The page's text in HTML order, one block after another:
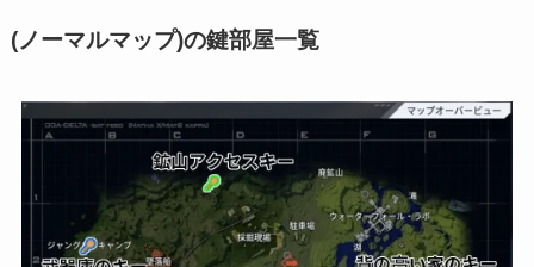
(ノーマルマップ)の鍵部屋一覧